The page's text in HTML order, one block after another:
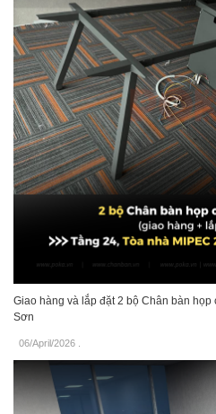
Giao hàng và lắp đặt 2 bộ Chân bàn
Sơn
06/April/2026